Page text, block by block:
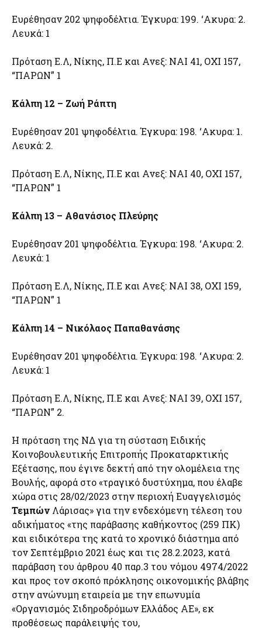
Ευρέθησαν 202 ψηφοδέλτια. Έγκυρα: 199. ‘Ακυρα: 2.
Λευκά: 1
Πρόταση Ε.Λ, Νίκης, Π.Ε και Ανεξ: ΝΑΙ 41, ΟΧΙ 157,
“ΠΑΡΩΝ” 1
Κάλπη 12 – Ζωή Ράπτη
Ευρέθησαν 201 ψηφοδέλτια. Έγκυρα: 198. ‘Ακυρα: 1.
Λευκά: 2.
Πρόταση Ε.Λ, Νίκης, Π.Ε και Ανεξ: ΝΑΙ 40, ΟΧΙ 157,
“ΠΑΡΩΝ” 1
Κάλπη 13 – Αθανάσιος Πλεύρης
Ευρέθησαν 201 ψηφοδέλτια. Έγκυρα: 198. ‘Ακυρα: 2.
Λευκά: 1
Πρόταση Ε.Λ, Νίκης, Π.Ε και Ανεξ: ΝΑΙ 38, ΟΧΙ 159,
“ΠΑΡΩΝ” 1
Κάλπη 14 – Νικόλαος Παπαθανάσης
Ευρέθησαν 201 ψηφοδέλτια. Έγκυρα: 198. ‘Ακυρα: 2.
Λευκά: 1
Πρόταση Ε.Λ, Νίκης, Π.Ε και Ανεξ: ΝΑΙ 39, ΟΧΙ 157,
“ΠΑΡΩΝ” 2.
Η πρόταση της ΝΔ για τη σύσταση Ειδικής
Κοινοβουλευτικής Επιτροπής Προκαταρκτικής
Εξέτασης, που έγινε δεκτή από την ολομέλεια της
Βουλής, αφορά στο «τραγικό δυστύχημα, που έλαβε
χώρα στις 28/02/2023 στην περιοχή Ευαγγελισμός
Τεμπών Λάρισας» για την ενδεχόμενη τέλεση του
αδικήματος «της παράβασης καθήκοντος (259 ΠΚ)
και ειδικότερα της κατά το χρονικό διάστημα από
τον Σεπτέμβριο 2021 έως και τις 28.2.2023, κατά
παράβαση του άρθρου 40 παρ.3 του νόμου 4974/2022
και προς τον σκοπό πρόκλησης οικονομικής βλάβης
στην ανώνυμη εταιρεία με την επωνυμία
«Οργανισμός Σιδηροδρόμων Ελλάδος ΑΕ», εκ
προθέσεως παράλειψής του,